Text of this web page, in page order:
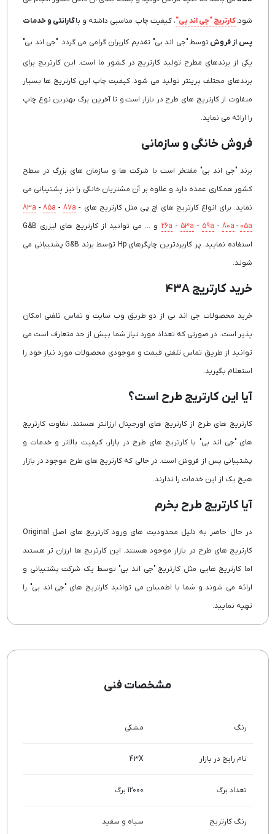
شود.کارتریج "جی اند بی"، کیفیت چاپ مناسبی داشته و باگارانتی و خدمات
پس از فروش توسط "جی اند بی" تقدیم کاربران گرامی می گردد. "جی اند بی"
یکی از برندهای مطرح تولید کارتریج در کشور ما است. این کارتریج برای
برندهای مختلف پرینتر تولید می شود. کیفیت چاپ این کارتریج ها بسیار
متفاوت از کارتریج های طرح در بازار است و تا آخرین برگ بهترین نوع چاپ
را ارائه می نماید.
فروش خانگی و سازمانی
برند "جی اند بی" مفتخر است با شرکت ها و سازمان های بزرگ در سطح
کشور همکاری عمده دارد و علاوه بر آن مشتریان خانگی را نیز پشتیبانی می
نماید. برای انواع کارتریج های اچ پی مثل کارتریج های
83a -85a - 87a -
26a - 53a - 59a - 80a - 05a
و ... می توانید از کارتریج های لیزری G&B
استفاده نمایید. پر کاربردترین چاپگرهای Hp توسط برند G&B پشتیبانی می
شوند.
خرید کارتریج 43A
خرید محصولات جی اند بی از دو طریق وب سایت و تماس تلفنی امکان
پذیر است. در صورتی که تعداد مورد نیاز شما بیش از حد متعارف است می
توانید از طریق تماس تلفنی قیمت و موجودی محصولات مورد نیاز خود را
استعلام بگیرید.
آیا این کارتریج طرح است؟
کارتریج های طرح از کارتریج های اورجینال ارزانتر هستند. تفاوت کارتریج
های "جی اند بی" با کارتریج های طرح در بازار، کیفیت بالاتر و خدمات و
پشتیبانی پس از فروش است. در حالی که کارتریج های طرح موجود در بازار
هیچ یک از این خدمات را ندارند.
آیا کارتریج طرح بخرم
در حال حاضر به دلیل محدودیت های ورود کارتریج های اصل Original
کارتریج های طرح در بازار موجود هستند. این کارتریج ها ارزان تر هستند
اما کارتریج هایی مثل کارتریج "جی اند بی" توسط یک شرکت پشتیبانی و
ارائه می شوند و شما با اطمینان می توانید کارتریج های "جی اند بی" را
تهیه نمایید.
مشخصات فنی
رنگ مشکی
نام رایج در بازار 43X
تعداد برگ 12000 برگ
رنگ کارتریج سیاه و سفید